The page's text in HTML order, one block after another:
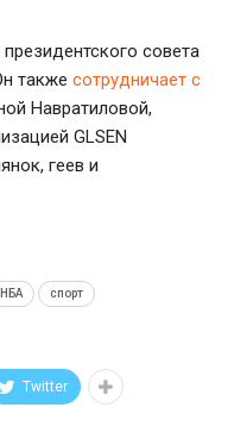
совета
также сотрудничает с
Навратиловой,
GLSEN
геев и
НБА спорт
Twitter